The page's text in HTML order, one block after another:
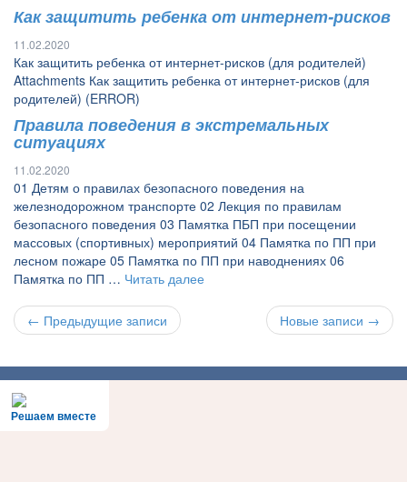
Как защитить ребенка от интернет-рисков
11.02.2020
Как защитить ребенка от интернет-рисков (для родителей)
Attachments Как защитить ребенка от интернет-рисков (для
родителей) (ERROR)
Правила поведения в экстремальных
ситуациях
11.02.2020
01 Детям о правилах безопасного поведения на
железнодорожном транспорте 02 Лекция по правилам
безопасного поведения 03 Памятка ПБП при посещении
массовых (спортивных) мероприятий 04 Памятка по ПП при
лесном пожаре 05 Памятка по ПП при наводнениях 06
Памятка по ПП … Читать далее
← Предыдущие записи Новые записи →
Решаем вместе